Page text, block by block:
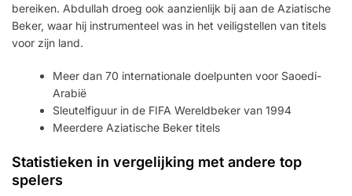
bereiken. Abdullah droeg ook aanzienlijk bij aan de Aziatische
Beker, waar hij instrumenteel was in het veiligstellen van titels
voor zijn land.
Meer dan 70 internationale doelpunten voor Saoedi-
Arabië
Sleutelfiguur in de FIFA Wereldbeker van 1994
Meerdere Aziatische Beker titels
Statistieken in vergelijking met andere top
spelers